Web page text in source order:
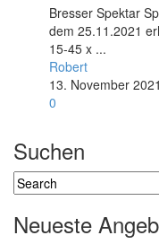
Bresser Spektar
dem 25.11.2021
15-45 x ...
Robert
13. November 2021
0
Suchen
Neueste